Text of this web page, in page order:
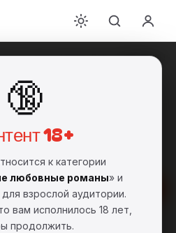
🔞
18+
к категории
любовные романы» и
взрослой аудитории.
вам исполнилось 18 лет,
продолжить.
романы›Margot Dalton›A Family
Likeness
Margot Dalton
Скачать FB2
В библиотеку